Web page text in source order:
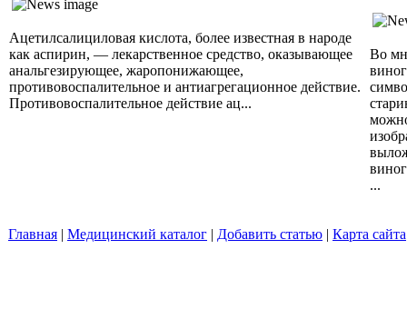
Ацетилсалициловая кислота, более известная в народе
как аспирин, — лекарственное средство, оказывающее
анальгезирующее, жаропонижающее,
противовоспалительное и антиагрегационное действие.
Противовоспалительное действие ац...
Во
...
Главная | Медицинский каталог | Добавить статью | Карта сайта